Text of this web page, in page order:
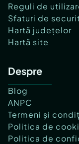
Reguli de
Sfaturi de
Hartă județelor
Hartă site
Despre
Blog
ANPC
Termeni și
Politica de
Politica de